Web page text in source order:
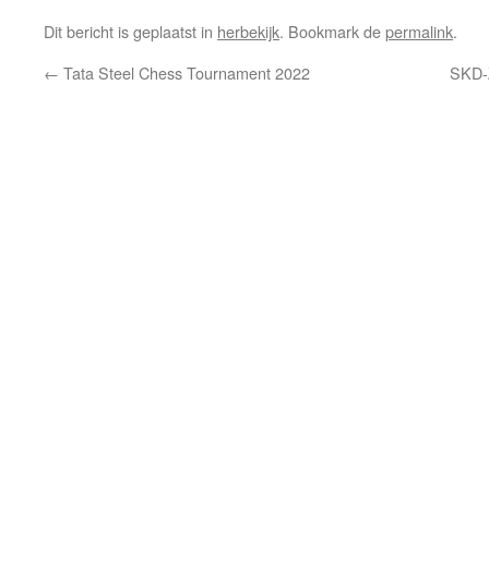
Dit bericht is geplaatst in herbekijk. Bookmark depermalink.
← Tata Steel Chess Tournament 2022